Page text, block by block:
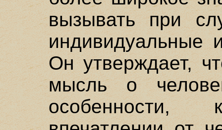
вызывать при
индивидуальные
Он утверждает,
мысль о